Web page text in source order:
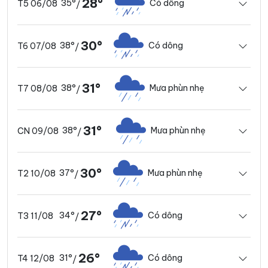
T5 06/08 35°/ 28° Có dông
T6 07/08 38°/30° Có dông
T7 08/08 38°/31° Mưa phùn nhẹ
CN 09/08 38°/31° Mưa phùn nhẹ
T2 10/08 37°/30° Mưa phùn nhẹ
T3 11/08 34°/ 27° Có dông
T4 12/08 31°/ 26° Có dông